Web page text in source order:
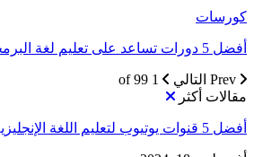
كورسات
أفضل 5 دورات تساعد على تعليم لغة البرمجة سي شارب!
التالي
1 of 99
مقالات أكثر
أفضل 5 قنوات يوتيوب لتعليم اللغة الإنجليزية لطلبة الثانوية…